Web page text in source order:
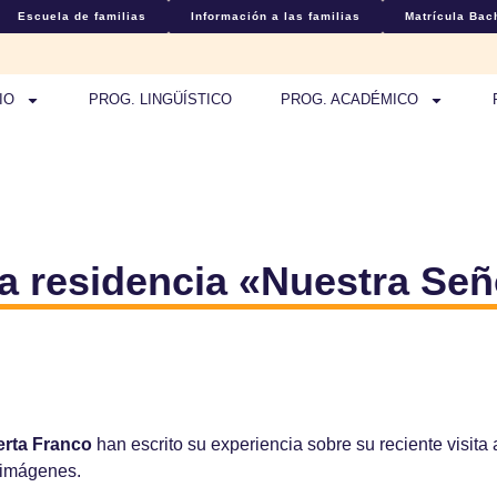
Escuela de familias Información a las familias Matrícula
PROG. LINGÜÍSTICO PROG. ACADÉMICO
residencia «Nuestra
Franco han escrito su experiencia sobre su reciente